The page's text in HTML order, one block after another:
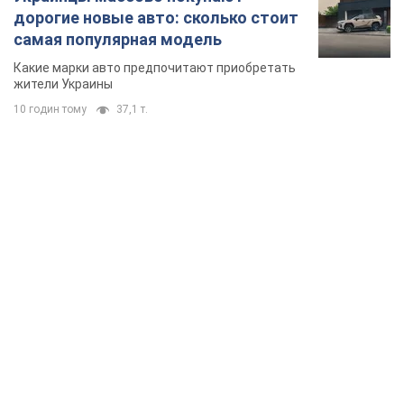
дорогие новые авто: сколько стоит
самая популярная модель
Какие марки авто предпочитают приобретать
жители Украины
10 годин тому 37,1 т.